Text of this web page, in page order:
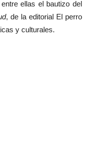
ellas el bautizo del
, de la editorial El perro
y culturales.